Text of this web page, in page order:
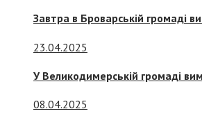
Завтра в Броварській громаді
23.04.2025
У Великодимерській громаді
08.04.2025